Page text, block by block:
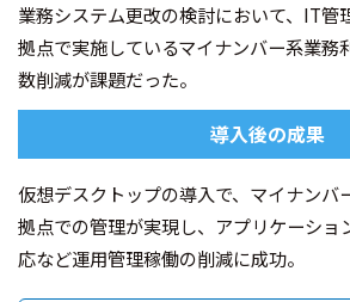
業務システム更改の検討において、IT管
拠点で実施しているマイナンバー系業務
数削減が課題だった。
導入後の成果
仮想デスクトップの導入で、マイナンバ
拠点での管理が実現し、アプリケーショ
応など運用管理稼働の削減に成功。